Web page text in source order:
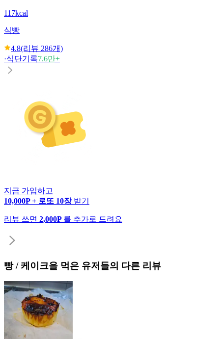
117kcal
식빵
4.8(리뷰 286개)
·식단기록7.6만+
지금 가입하고
10,000P + 로또 10장 받기
리뷰 쓰면 2,000P 를 추가로 드려요
빵 / 케이크을 먹은 유저들의 다른 리뷰